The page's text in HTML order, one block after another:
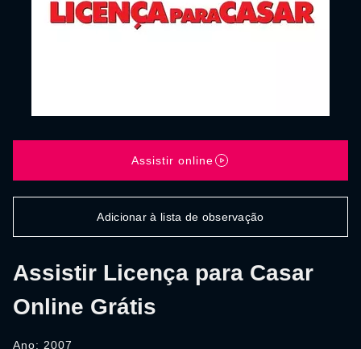
Assistir Licença para Casar
Online Grátis
Ano: 2007
Assistir online
Adicionar à lista de observação